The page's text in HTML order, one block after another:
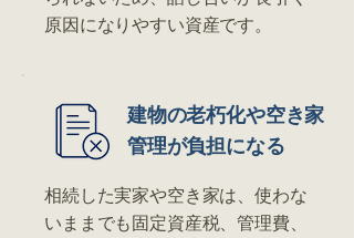
原因になりやすい資産です。
建物の老朽化や空き家
管理が負担になる
相続した実家や空き家は、使わな
いままでも固定資産税、管理費、